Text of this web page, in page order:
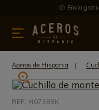
Envío
menaje Ofertas
Aceros de Hispania
REF: H0738BK